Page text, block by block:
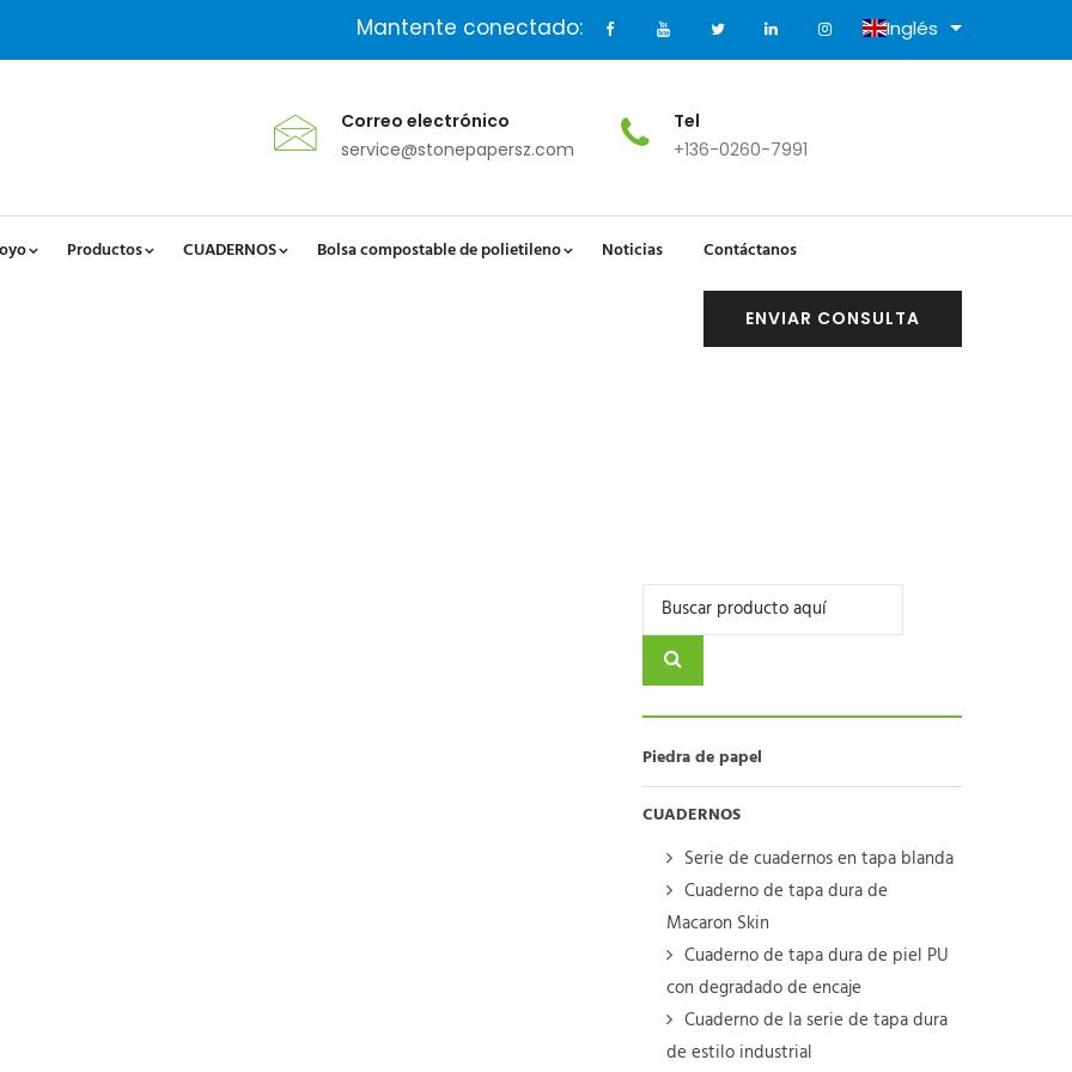
Inglés
Mantente conectado:
Correo electrónico
service@stonepapersz.com
Tel
+136-0260-7991
Productos CUADERNOS Bolsa compostable de polietileno Noticias Contáctanos
ENVIAR CONSULTA
Piedra de papel
CUADERNOS
Serie de cuadernos en tapa blanda
Cuaderno de tapa dura de
Macaron Skin
Cuaderno de tapa dura de piel PU
con degradado de encaje
Cuaderno de la serie de tapa dura
de estilo industrial